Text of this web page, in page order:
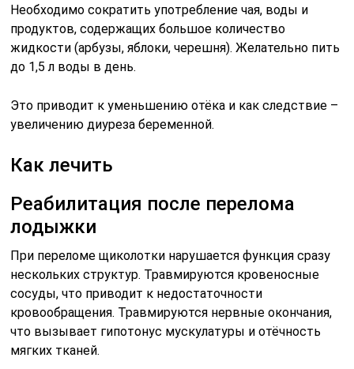
Необходимо сократить употребление чая, воды и
продуктов, содержащих большое количество
жидкости (арбузы, яблоки, черешня). Желательно пить
до 1,5 л воды в день.
Это приводит к уменьшению отёка и как следствие –
увеличению диуреза беременной.
Как лечить
Реабилитация после перелома
лодыжки
При переломе щиколотки нарушается функция сразу
нескольких структур. Травмируются кровеносные
сосуды, что приводит к недостаточности
кровообращения. Травмируются нервные окончания,
что вызывает гипотонус мускулатуры и отёчность
мягких тканей.